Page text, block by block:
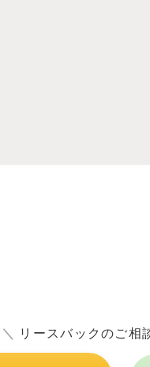
＼ リースバックのご相